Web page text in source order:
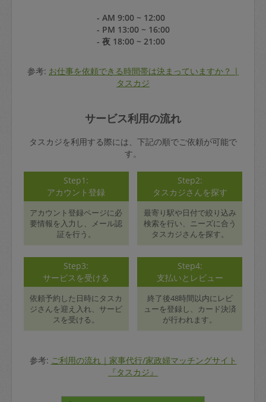
- AM 9:00 ~ 12:00
- PM 13:00 ~ 16:00
- 夜 18:00 ~ 21:00
参考: お仕事を依頼できる時間帯は決まっていますか？ |
タスカジ
サービス利用の流れ
タスカジを利用する際には、下記の順でご依頼が可能で
す。
Step1:
アカウント登録
アカウント登録ページに必
要情報を入力し、メール認
証を行う。
Step2:
タスカジさんを探す
最寄り駅や日付で絞り込み
検索を行い、ニーズに合う
タスカジさんを探す。
Step3:
サービスを受ける
依頼予約した日時にタスカ
ジさんを迎え入れ、サービ
スを受ける。
Step4:
支払いとレビュー
終了後48時間以内にレビ
ューを登録し、カード決済
が行われます。
参考: ご利用の流れ｜家事代行/家政婦マッチングサイト
『タスカジ』